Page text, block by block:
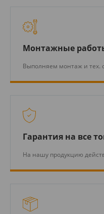
Монтажные
Выполняем монтаж и тех.
Гарантия на все
На нашу продукцию